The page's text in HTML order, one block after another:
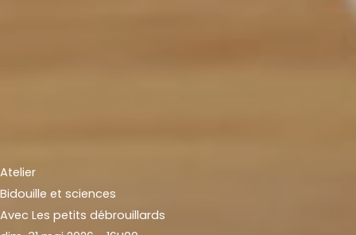
Atelier
Bidouille et sciences
Avec Les petits débrouillards